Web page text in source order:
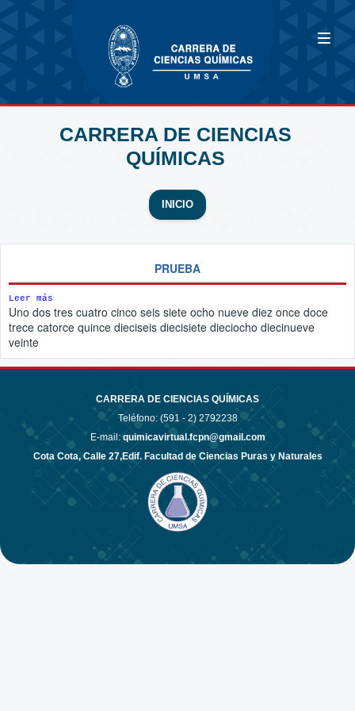
CARRERA DE CIENCIAS
QUÍMICAS
INICIO
PRUEBA
Leer más
Uno dos tres cuatro cinco seis siete ocho nueve diez once doce
trece catorce quince dieciseis diecisiete dieciocho diecinueve
veinte
CARRERA DE CIENCIAS QUÍMICAS
Teléfono: (591 - 2) 2792238
E-mail: quimicavirtual.fcpn@gmail.com
Cota Cota, Calle 27,Edif. Facultad de Ciencias Puras y Naturales